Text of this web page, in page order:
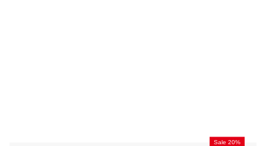
Sale 20%